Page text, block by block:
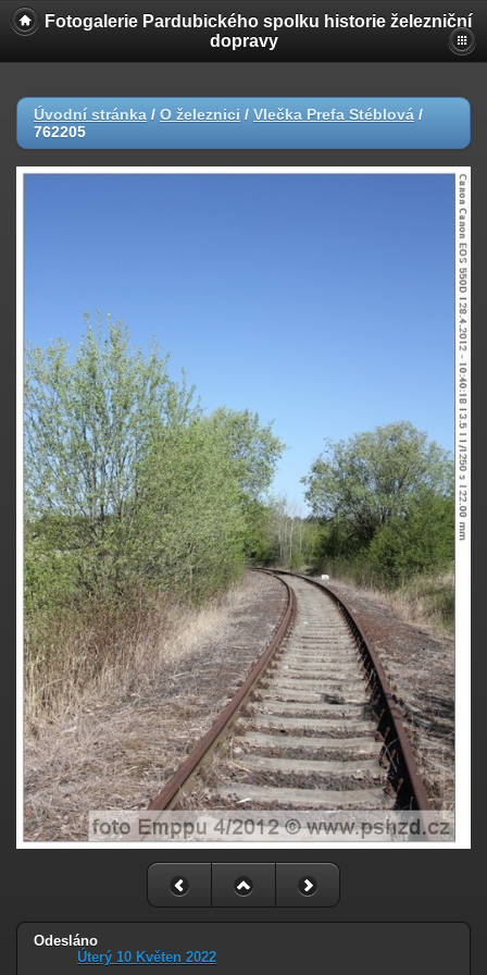
Fotogalerie Pardubického spolku historie železniční
dopravy
Úvodní stránka / O železnici / Vlečka Prefa Stéblová /
762205
Odesláno
Úterý 10 Květen 2022